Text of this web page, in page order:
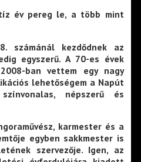
év pereg le, a több mint
számánál kezdődnek az
egyszerű. A 70-es évek
ban vettem egy nagy
lehetőségem a Napút
népszerű és
karmester és a
egyben sakkmester is
szervezője. Igen, az